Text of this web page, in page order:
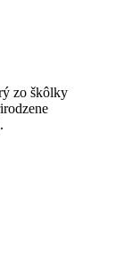
zo škôlky